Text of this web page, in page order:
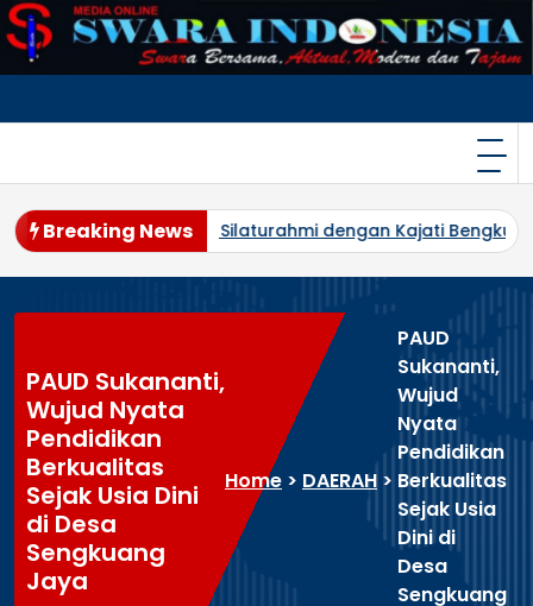
Skip
to
content
Breaking News
Silaturahmi dengan Kajati Bengkulu, Perkuat Kolaborasi
PAUD Sukananti,
Wujud Nyata
Pendidikan
Berkualitas
Sejak Usia Dini
di Desa
Sengkuang
Jaya
Home > DAERAH >
PAUD
Sukananti,
Wujud
Nyata
Pendidikan
Berkualitas
Sejak Usia
Dini di
Desa
Sengkuang